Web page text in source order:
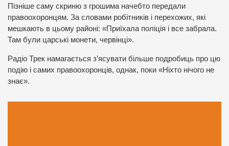
Пізніше саму скриню з грошима начебто передали
правоохоронцям. За словами робітників і перехожих, які
мешкають в цьому районі: «Приїхала поліція і все забрала.
Там були царські монети, червінці».
Радіо Трек намагається з’ясувати більше подробиць про цю
подію і самих правоохоронців, однак, поки «Ніхто нічого не
знає».